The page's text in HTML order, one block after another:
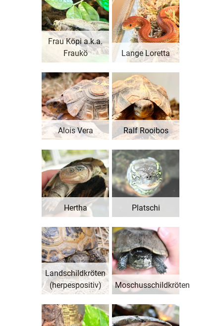
Frau Köpi a.k.a.
Fraukö
Lange Loretta
Alois Vera Ralf Rooibos
Hertha Platschi
Landschildkröten
(herpespositiv)
Moschusschildkröten